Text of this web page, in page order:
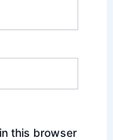
this browser